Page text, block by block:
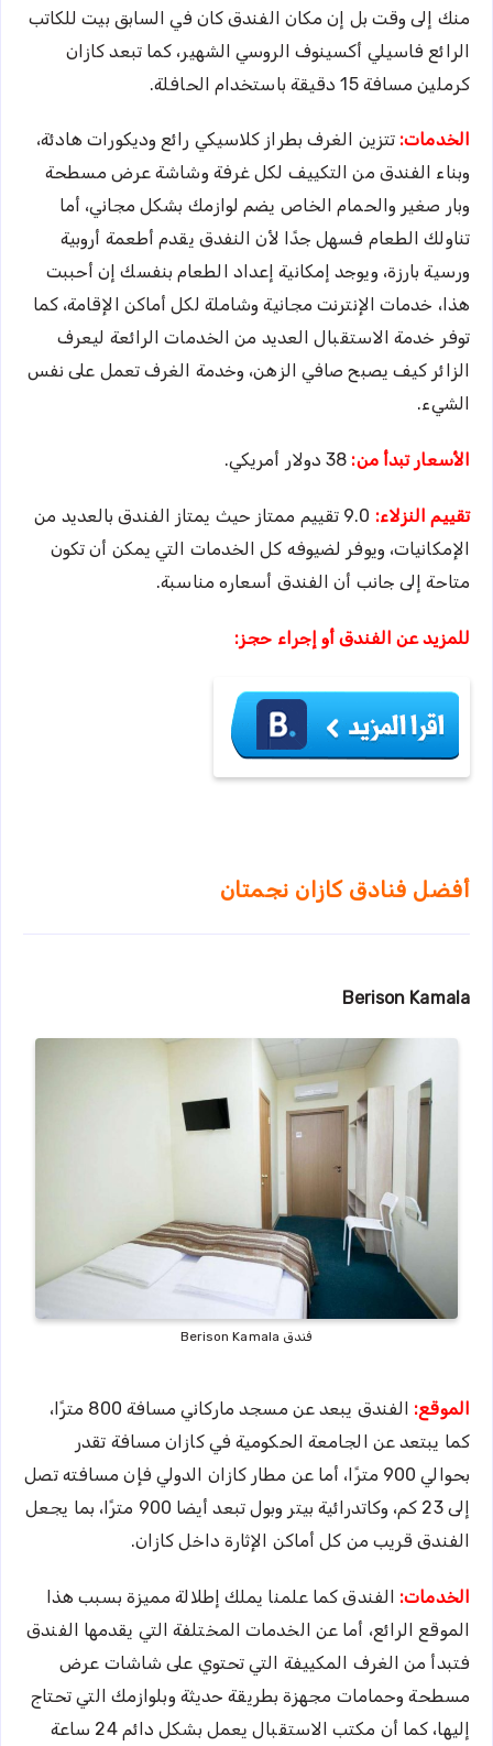
منك إلى وقت بل إن مكان الفندق كان في السابق بيت للكاتب
الرائع فاسيلي أكسينوف الروسي الشهير، كما تبعد كازان
كرملين مسافة 15 دقيقة باستخدام الحافلة.
الخدمات: تتزين الغرف بطراز كلاسيكي رائع وديكورات هادئة،
وبناء الفندق من التكييف لكل غرفة وشاشة عرض مسطحة
وبار صغير والحمام الخاص يضم لوازمك بشكل مجاني، أما
تناولك الطعام فسهل جدًا لأن النفدق يقدم أطعمة أروبية
ورسية بارزة، ويوجد إمكانية إعداد الطعام بنفسك إن أحببت
هذا، خدمات الإنترنت مجانية وشاملة لكل أماكن الإقامة، كما
توفر خدمة الاستقبال العديد من الخدمات الرائعة ليعرف
الزائر كيف يصبح صافي الزهن، وخدمة الغرف تعمل على نفس
الشيء.
الأسعار تبدأ من: 38 دولار أمريكي.
تقييم النزلاء:
9.0 تقييم ممتاز حيث يمتاز الفندق بالعديد من
الإمكانيات، ويوفر لضيوفه كل الخدمات التي يمكن أن تكون
متاحة إلى جانب أن الفندق أسعاره مناسبة.
للمزيد عن الفندق أو إجراء حجز:
أفضل فنادق كازان نجمتان
Berison Kamala
فندق Berison Kamala
الموقع:
الفندق يبعد عن مسجد ماركاني مسافة 800 مترًا،
كما يبتعد عن الجامعة الحكومية في كازان مسافة تقدر
بحوالي 900 مترًا، أما عن مطار كازان الدولي فإن مسافته تصل
إلى 23 كم، وكاتدرائية بيتر وبول تبعد أيضا 900 مترًا، بما يجعل
الفندق قريب من كل أماكن الإثارة داخل كازان.
الخدمات: الفندق كما علمنا يملك إطلالة مميزة بسبب هذا
الموقع الرائع، أما عن الخدمات المختلفة التي يقدمها الفندق
فتبدأ من الغرف المكييفة التي تحتوي على شاشات عرض
مسطحة وحمامات مجهزة بطريقة حديثة وبلوازمك التي تحتاج
إليها، كما أن مكتب الاستقبال يعمل بشكل دائم 24 ساعة